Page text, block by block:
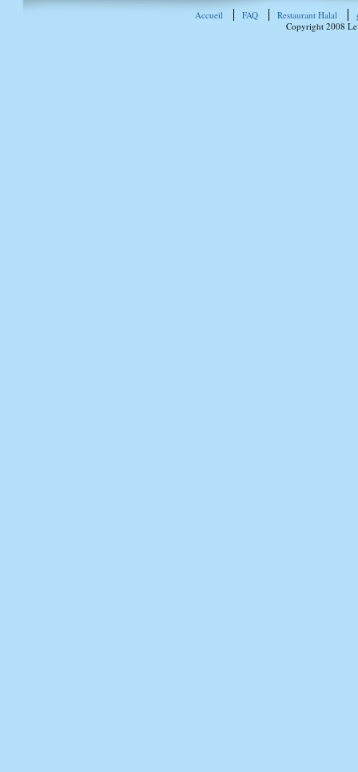
Accueil FAQ Restaurant Halal
Copyright 2008